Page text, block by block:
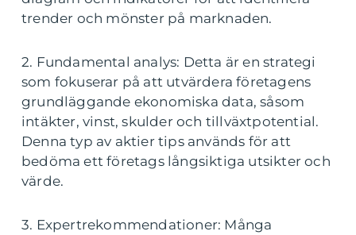
trender och mönster på marknaden.
2. Fundamental analys: Detta är en strategi
som fokuserar på att utvärdera företagens
grundläggande ekonomiska data, såsom
intäkter, vinst, skulder och tillväxtpotential.
Denna typ av aktier tips används för att
bedöma ett företags långsiktiga utsikter och
värde.
3. Expertrekommendationer: Många